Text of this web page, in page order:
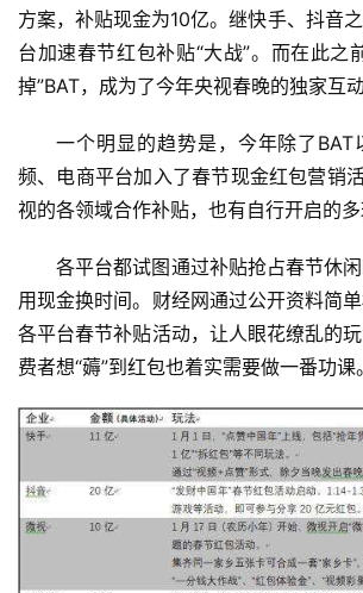
方案，补贴现金为10亿。继快手、抖音
台加速春节红包补贴“大战”。而在此之
掉”BAT，成为了今年央视春晚的独家互动
一个明显的趋势是，今年除了BAT
频、电商平台加入了春节现金红包营销
视的各领域合作补贴，也有自行开启的多
各平台都试图通过补贴抢占春节休闲
用现金换时间。财经网通过公开资料简
各平台春节补贴活动，让人眼花缭乱的
费者想“薅”到红包也着实需要做一番功课。